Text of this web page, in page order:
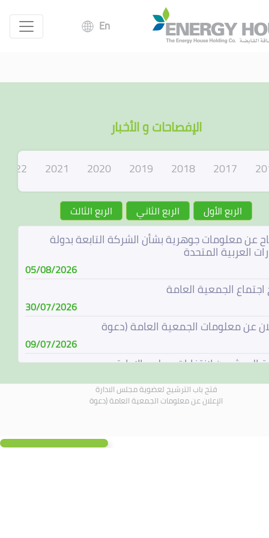
En
الإفصاحات و الأخبار
2017
2018
2019
2020
2021
2022
الربع الأول الربع الثاني الربع الثالث
عن معلومات جوهرية بشأن الشركة التابعة بدولة
العربية المتحدة
05/08/2026
اجتماع الجمعية العامة
30/07/2026
عن معلومات الجمعية العامة (دعوة
09/07/2026
المرشحين لإنتخابات مجلس الإدارة
08/07/2026
الترشيح لعضوية مجلس الادارة
فتح باب الترشيح لعضوية مجلس الادارة
الإعلان عن معلومات الجمعية العامة (دعوة